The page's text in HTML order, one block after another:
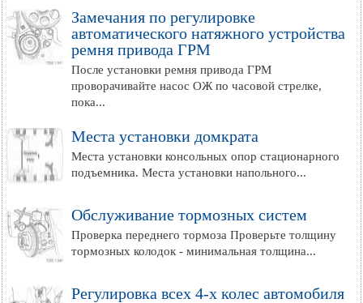
Замечания по регулировке
автоматического натяжного устройства
ремня привода ГРМ
После установки ремня привода ГРМ
проворачивайте насос ОЖ по часовой стрелке,
пока...
Места установки домкрата
Места установки консольных опор стационарного
подъемника. Места установки напольного...
Обслуживание тормозных систем
Проверка переднего тормоза Проверьте толщину
тормозных колодок - минимальная толщина...
Регулировка всех 4-х колес автомобиля